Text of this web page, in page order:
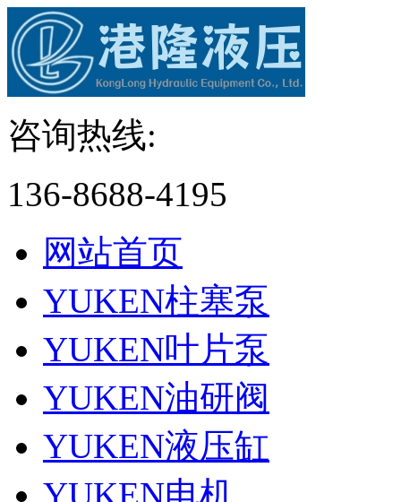
咨询热线:
136-8688-4195
网站首页
YUKEN柱塞泵
YUKEN叶片泵
YUKEN油研阀
YUKEN液压缸